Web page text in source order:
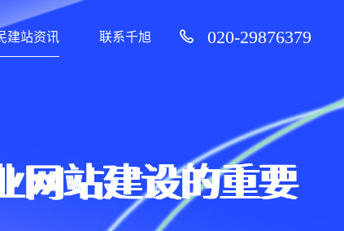
建站资讯 联系千旭 020-29876379
网站建设的重要